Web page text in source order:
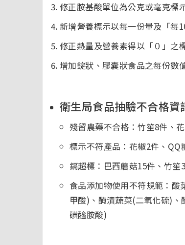
修正胺基酸單位為公克或毫克標
新增營養標示以每一份量及「每
修正熱量及營養素得以「０」之
增加錠狀、膠囊狀食品之每份數
衛生局食品抽驗不合格資
殘留農藥不合格：竹笙8件、
標示不符產品：花椒2件、
鎘超標：巴西蘑菇15件、竹笙
食品添加物使用不符規範：
甲酸)、醃漬蔬菜(二氧化硫)
磺醯胺酸)